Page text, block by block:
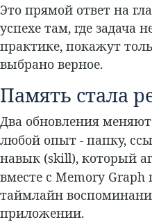
Это прямой ответ на
успехе там, где задача
практике, покажут
выбрано верное.
Память стала
Два обновления
любой опыт - папку,
навык (skill), который
вместе с Memory Graph
таймлайн
приложении.